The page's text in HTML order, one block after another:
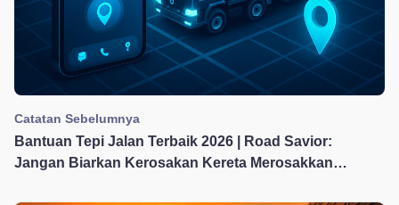
Catatan Sebelumnya
Bantuan Tepi Jalan Terbaik 2026 | Road Savior:
Jangan Biarkan Kerosakan Kereta Merosakkan